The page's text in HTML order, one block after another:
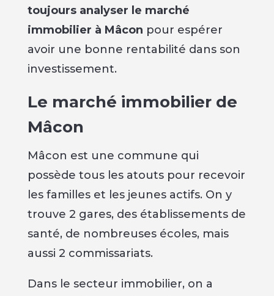
toujours analyser le marché
immobilier à Mâcon pour espérer
avoir une bonne rentabilité dans son
investissement.
Le marché immobilier de
Mâcon
Mâcon est une commune qui
possède tous les atouts pour recevoir
les familles et les jeunes actifs. On y
trouve 2 gares, des établissements de
santé, de nombreuses écoles, mais
aussi 2 commissariats.
Dans le secteur immobilier, on a